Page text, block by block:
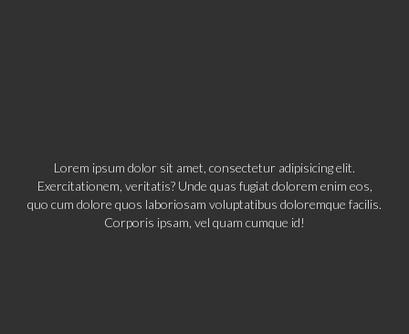
Lorem ipsum dolor sit amet, consectetur adipisicing elit.
Exercitationem, veritatis? Unde quas fugiat dolorem enim eos,
quo cum dolore quos laboriosam voluptatibus doloremque facilis.
Corporis ipsam, vel quam cumque id!